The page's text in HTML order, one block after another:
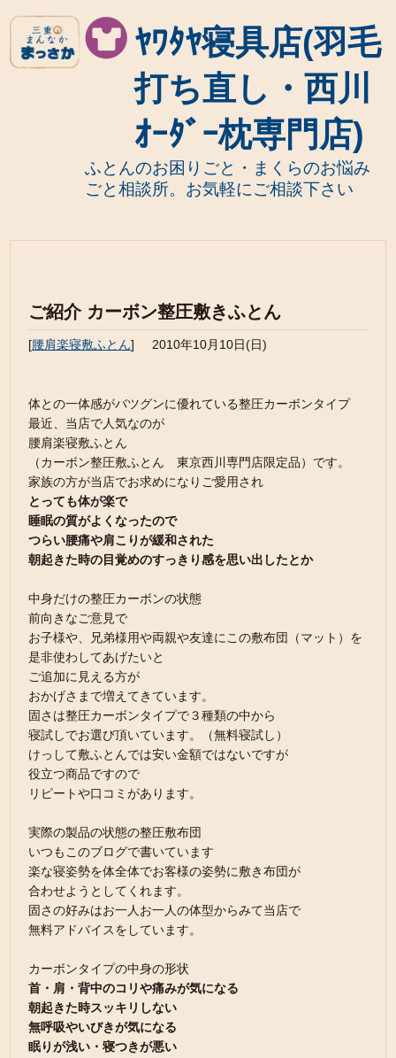
ﾔﾜﾀﾔ寝具店(羽毛
打ち直し・西川
ｵｰﾀﾞｰ枕専門店)
ふとんのお困りごと・まくらのお悩み
ごと相談所。お気軽にご相談下さい
ご紹介 カーボン整圧敷きふとん
[腰肩楽寝敷ふとん] 2010年10月10日(日)
体との一体感がバツグンに優れている整圧カーボンタイプ
最近、当店で人気なのが
腰肩楽寝敷ふとん
（カーボン整圧敷ふとん 東京西川専門店限定品）です。
家族の方が当店でお求めになりご愛用され
とっても体が楽で
睡眠の質がよくなったので
つらい腰痛や肩こりが緩和された
朝起きた時の目覚めのすっきり感を思い出したとか
中身だけの整圧カーボンの状態
前向きなご意見で
お子様や、兄弟様用や両親や友達にこの敷布団（マット）を
是非使わしてあげたいと
ご追加に見える方が
おかげさまで増えてきています。
固さは整圧カーボンタイプで３種類の中から
寝試しでお選び頂いています。（無料寝試し）
けっして敷ふとんでは安い金額ではないですが
役立つ商品ですので
リピートや口コミがあります。
実際の製品の状態の整圧敷布団
いつもこのブログで書いています
楽な寝姿勢を体全体でお客様の姿勢に敷き布団が
合わせようとしてくれます。
固さの好みはお一人お一人の体型からみて当店で
無料アドバイスをしています。
カーボンタイプの中身の形状
首・肩・背中のコリや痛みが気になる
朝起きた時スッキリしない
無呼吸やいびきが気になる
眠りが浅い・寝つきが悪い